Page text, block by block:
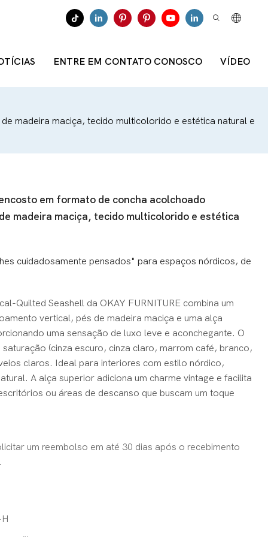
ENTRE EM CONTATO CONOSCO VÍDEO
madeira maciça, tecido multicolorido e estética natural e
em formato de concha acolchoado
madeira maciça, tecido multicolorido e estética
cuidadosamente pensados" para espaços nórdicos, de
Quilted Seashell da OKAY FURNITURE combina um
vertical, pés de madeira maciça e uma alça
uma sensação de luxo leve e aconchegante. O
(cinza escuro, cinza claro, marrom café, branco,
claros. Ideal para interiores com estilo nórdico,
A alça superior adiciona um charme vintage e facilita
ou áreas de descanso que buscam um toque
um reembolso em até 30 dias após o recebimento